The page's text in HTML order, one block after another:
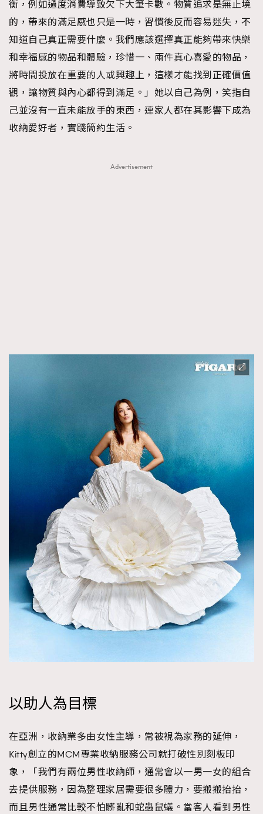
衡，例如過度消費導致欠下大筆卡數。物質追求是無止境
的，帶來的滿足感也只是一時，習慣後反而容易迷失，不
知道自己真正需要什麼。我們應該選擇真正能夠帶來快樂
和幸福感的物品和體驗，珍惜一、兩件真心喜愛的物品，
將時間投放在重要的人或興趣上，這樣才能找到正確價值
觀，讓物質與內心都得到滿足。」她以自己為例，笑指自
己並沒有一直未能放手的東西，連家人都在其影響下成為
收納愛好者，實踐簡約生活。
Advertisement
以助人為目標
在亞洲，收納業多由女性主導，常被視為家務的延伸，
Kitty創立的MCM專業收納服務公司就打破性別刻板印
象，「我們有兩位男性收納師，通常會以一男一女的組合
去提供服務，因為整理家居需要很多體力，要搬搬抬抬，
而且男性通常比較不怕髒亂和蛇蟲鼠蟻。當客人看到男性